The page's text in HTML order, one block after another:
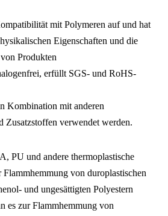
mit Polymeren auf und hat
Eigenschaften und die
Produkten
erfüllt SGS- und RoHS-
Kombination mit anderen
Zusatzstoffen verwendet werden.
, PU und andere thermoplastische
von duroplastischen
und ungesättigten Polyestern
es zur Flammhemmung von